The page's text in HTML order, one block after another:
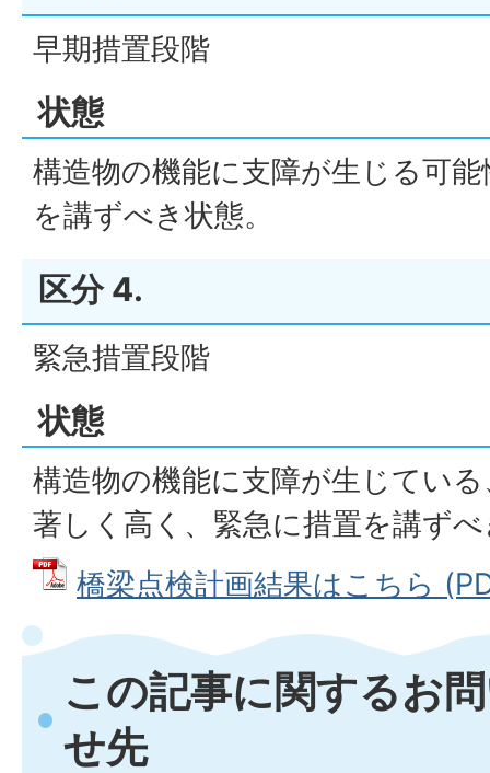
早期措置段階
状態
構造物の機能に支障が生じる可
を講ずべき状態。
区分 4.
緊急措置段階
状態
構造物の機能に支障が生じてい
著しく高く、緊急に措置を講ず
橋梁点検計画結果はこちら
この記事に関するお
せ先